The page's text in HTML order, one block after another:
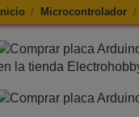
Inicio Microcontrolador
imagen de